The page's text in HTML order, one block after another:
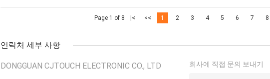
Page 1 of 8 |< << 1 2 3 4 5 6 7 8
연락처 세부 사항
DONGGUAN CJTOUCH ELECTRONIC CO., LTD 회사에 직접 문의 보내기